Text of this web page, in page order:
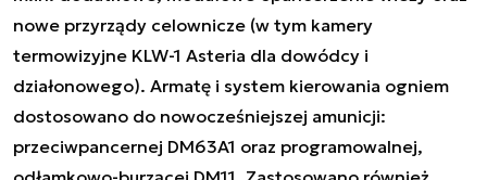
nowe przyrządy celownicze (w tym kamery
termowizyjne KLW-1 Asteria dla dowódcy i
działonowego). Armatę i system kierowania ogniem
dostosowano do nowocześniejszej amunicji:
przeciwpancernej DM63A1 oraz programowalnej,